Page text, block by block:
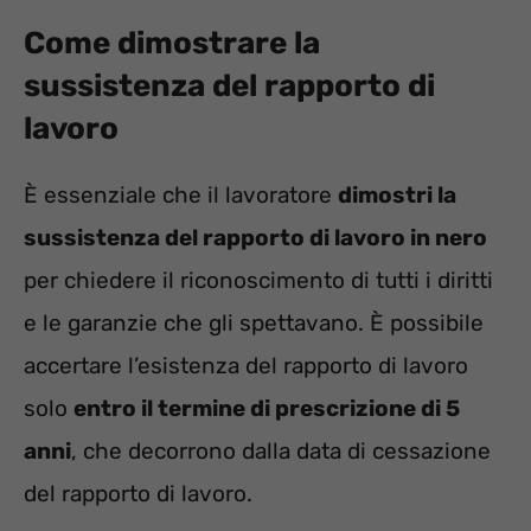
Come dimostrare la
sussistenza del rapporto di
lavoro
È essenziale che il lavoratore dimostri la
sussistenza del rapporto di lavoro in nero
per chiedere il riconoscimento di tutti i diritti
e le garanzie che gli spettavano. È possibile
accertare l’esistenza del rapporto di lavoro
solo entro il termine di prescrizione di 5
anni, che decorrono dalla data di cessazione
del rapporto di lavoro.